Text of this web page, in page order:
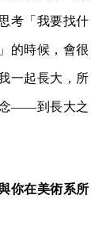
考「我要找什
的時候，會很
一起長大，所
念——到長大之
你在美術系所